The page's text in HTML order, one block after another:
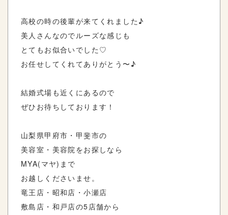
高校の時の後輩が来てくれました♪
美人さんなのでルーズな感じも
とてもお似合いでした♡
お任せしてくれてありがとう〜♪
結婚式場も近くにあるので
ぜひお待ちしております！
山梨県甲府市・甲斐市の
美容室・美容院をお探しなら
MYA(マヤ)まで
お越しくださいませ。
竜王店・昭和店・小瀬店
敷島店・和戸店の5店舗から